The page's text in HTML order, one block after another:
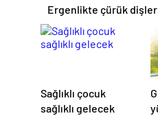
Ergenlikte çürük dişler
Sağlıklı çocuk
sağlıklı gelecek